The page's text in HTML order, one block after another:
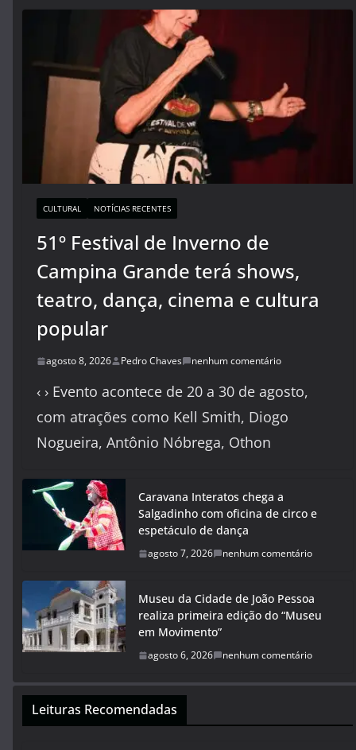
CULTURAL NOTÍCIAS RECENTES
51º Festival de Inverno de
Campina Grande terá shows,
teatro, dança, cinema e cultura
popular
agosto 8, 2026 Pedro Chaves nenhum comentário
‹ › Evento acontece de 20 a 30 de agosto,
com atrações como Kell Smith, Diogo
Nogueira, Antônio Nóbrega, Othon
Caravana Interatos chega a
Salgadinho com oficina de circo e
espetáculo de dança
agosto 7, 2026 nenhum comentário
Museu da Cidade de João Pessoa
realiza primeira edição do “Museu
em Movimento”
agosto 6, 2026 nenhum comentário
Leituras Recomendadas